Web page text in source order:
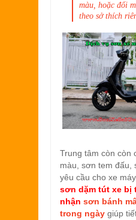
màu, hoặc đổi
theo sở thích
Trung tâm còn còn
màu, sơn tem đấu,
yêu cầu cho xe
sơn dặm tút xe bị
nhận sơn bánh
trong ngày giúp